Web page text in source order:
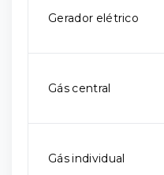
Gerador elétrico
Gás central
Gás individual